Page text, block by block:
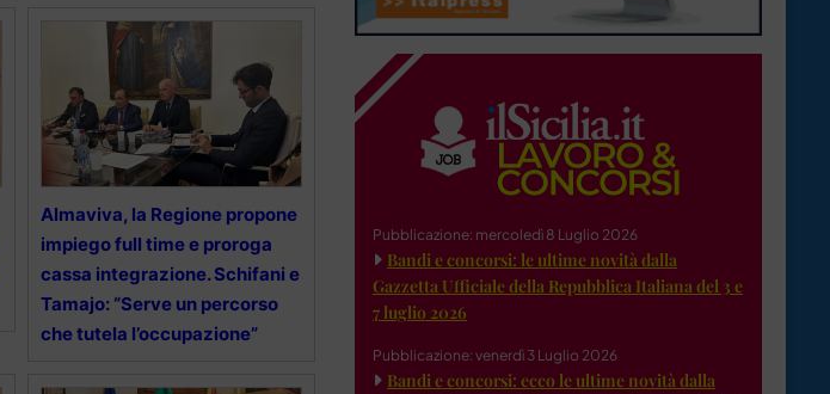
Almaviva, la Regione propone
impiego full time e proroga
cassa integrazione. Schifani e
Tamajo: “Serve un percorso
che tutela l’occupazione”
Pubblicazione: mercoledì 8 Luglio 2026
Bandi e concorsi: le ultime novità dalla
Gazzetta Ufficiale della Repubblica Italiana del 3 e
7 luglio 2026
Pubblicazione: venerdì 3 Luglio 2026
Bandi e concorsi: ecco le ultime novità dalla